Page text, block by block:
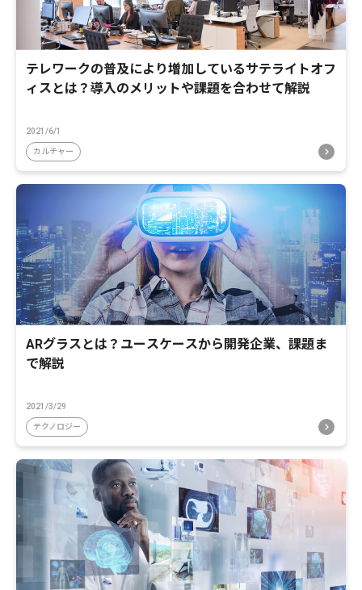
テレワークの普及により増加しているサテライトオフ
ィスとは？導入のメリットや課題を合わせて解説
2021/6/1
カルチャー
ARグラスとは？ユースケースから開発企業、課題ま
で解説
2021/3/29
テクノロジー